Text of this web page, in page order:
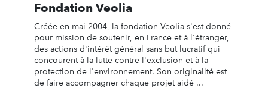
Fondation Veolia
Créée en mai 2004, la fondation Veolia s'est donné
pour mission de soutenir, en France et à l'étranger,
des actions d'intérêt général sans but lucratif qui
concourent à la lutte contre l'exclusion et à la
protection de l'environnement. Son originalité est
de faire accompagner chaque projet aidé ...